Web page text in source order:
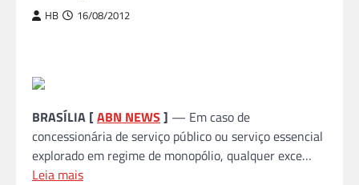
HB 16/08/2012
BRASÍLIA [ABN NEWS ] — Em caso de
concessionária de serviço público ou serviço essencial
explorado em regime de monopólio, qualquer exce…
Leia mais